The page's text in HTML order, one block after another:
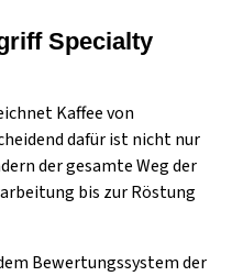
Specialty
Kaffee von
dafür ist nicht nur
der gesamte Weg der
bis zur Röstung
Bewertungssystem der